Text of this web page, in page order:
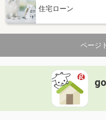
住宅ローン
ページ